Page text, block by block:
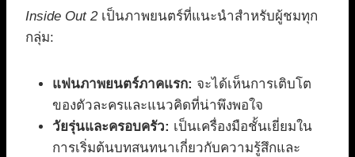
Inside Out 2เป็นภาพยนตร์ที่แนะนำสำหรับผู้ชมทุก
กลุ่ม:
แฟนภาพยนตร์ภาคแรก: จะได้เห็นการเติบโต
ของตัวละครและแนวคิดที่น่าพึงพอใจ
วัยรุ่นและครอบครัว: เป็นเครื่องมือชั้นเยี่ยมใน
การเริ่มต้นบทสนทนาเกี่ยวกับความรู้สึกและ